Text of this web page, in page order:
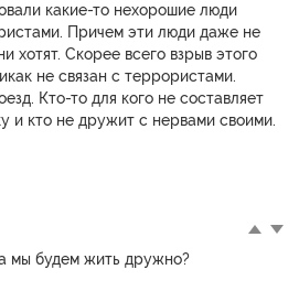
какие-то нехорошие люди
Причем эти люди даже не
хотят. Скорее всего взрыв этого
не связан с террористами.
Кто-то для кого не составляет
и кто не дружит с нервами своими.
мы будем жить дружно?